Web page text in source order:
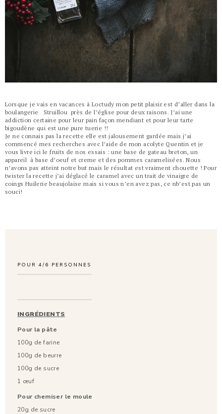
Lorsque je vais en vacances à Loctudy mon petit plaisir est d’aller dans la
boulangerie Struillou près de l’église pour deux raisons. J’ai une
addiction certaine pour leur pain façon mendiant et pour leur tarte
bigoudène qui est une pure tuerie !!
Je ne connais pas la recette elle est jalousement gardée mais j’ai
commencé mes recherches avec l’aide de mon acolyte Quentin et je
vous livre ici le fruits de nos essais : une base de gateau breton, un
appareil à base d’oeuf et creme et des pommes caramelisées. Nous
n’avons pas atteint notre but mais le résultat est vraiment chouette ! Pour
twister la recette j’ai déglacé le caramel avec un trait de vinaigre de
coings Huilerie beaujolaise mais si vous n’en avez pas, ce nb’est pas un
souci!
POUR 4/6 PERSONNES
INGRÉDIENTS
Pour la pâte
100g de farine
100g de beurre
100g de sucre
1 œuf
Pour chemiser le moule
20g de sucre